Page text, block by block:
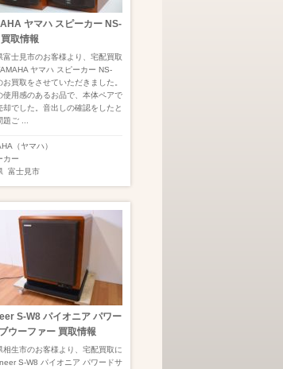
ヤマハ スピーカー NS-
取情報
富士見市のお客様より、宅配買取
ヤマハ スピーカー NS-
お買取をさせていただきました。
使用感のあるお品で、本体ペアで
却でした。音出しの確認をしたと
題ご ...
（ヤマハ）
カー
富士見市
S-W8 パイオニア パワー
ウーファー 買取情報
相生市のお客様より、宅配買取に
S-W8 パイオニア パワードサ